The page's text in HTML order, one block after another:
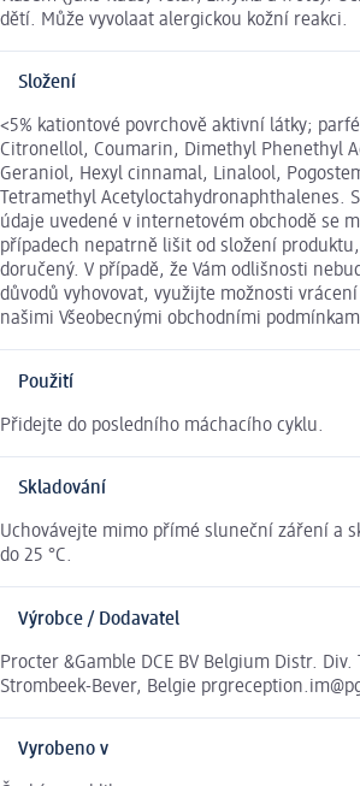
dětí. Může vyvolaat alergickou kožní reakci.
Složení
<5% kationtové povrchově aktivní látky;
Citronellol, Coumarin, Dimethyl Phenethyl
Geraniol, Hexyl cinnamal, Linalool,
Tetramethyl Acetyloctahydronaphthalenes.
údaje uvedené v internetovém obchodě se
případech nepatrně lišit od složení
doručený. V případě, že Vám odlišnosti
důvodů vyhovovat, využijte možnosti
našimi Všeobecnými obchodními
Použití
Přidejte do posledního máchacího cyklu.
Skladování
Uchovávejte mimo přímé sluneční záření a
do 25 °C.
Výrobce / Dodavatel
Procter &Gamble DCE BV Belgium Distr. Div.
Strombeek-Bever, Belgie
Vyrobeno v